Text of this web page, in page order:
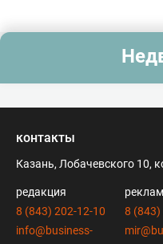
контакты
Казань, Лобачевского 10,
редакция
8 (843) 202-12-10
info@business-
8 (843)